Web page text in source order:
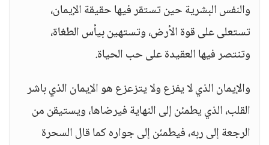
والنفس البشرية حين تستقر فيها حقيقة الإيمان،
تستعلى على قوة الأرض، وتستهين بيأس الطغاة،
وتنتصر فيها العقيدة على حب الحياة.
والإيمان الذي لا يفزع ولا يتزعزع هو الإيمان الذي باشر
القلب، الذي يطمئن إلى النهاية فيرضاها، ويستيقن من
الرجعة إلى ربه، فيطمئن إلى جواره كما قال السحرة